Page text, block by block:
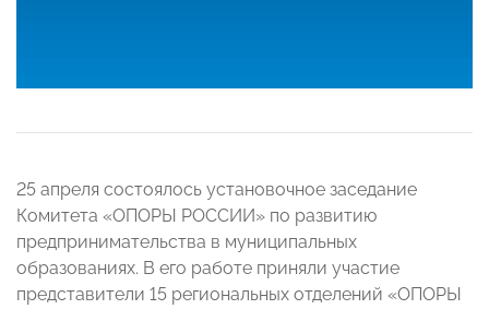
25 апреля состоялось установочное заседание
Комитета «ОПОРЫ РОССИИ» по развитию
предпринимательства в муниципальных
образованиях. В его работе приняли участие
представители 15 региональных отделений «ОПОРЫ